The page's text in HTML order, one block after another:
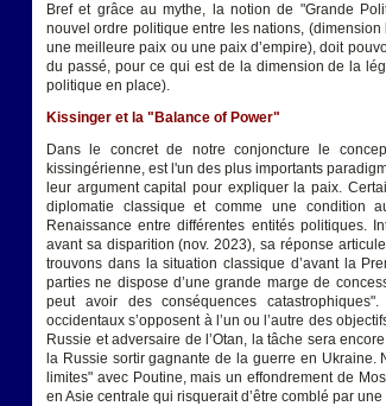
Bref et grâce au mythe, la notion de "Grande
nouvel ordre politique entre les nations,
une meilleure paix ou une paix d’empire), doit
du passé, pour ce qui est de la dimension de la
politique en place).
Kissinger et la "Balance of Power"
Dans le concret de notre conjoncture le
kissingérienne, est l'un des plus importants
leur argument capital pour expliquer la paix.
diplomatie classique et comme une condition
Renaissance entre différentes entités politiques.
avant sa disparition (nov. 2023), sa réponse
trouvons dans la situation classique d’avant la
parties ne dispose d’une grande marge de
peut avoir des conséquences
occidentaux s’opposent à l’un ou l’autre des
Russie et adversaire de l’Otan, la tâche sera
la Russie sortir gagnante de la guerre en Ukraine.
limites" avec Poutine, mais un effondrement de
en Asie centrale qui risquerait d’être comblé par